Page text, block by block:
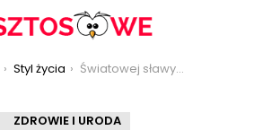
Styl życia Światowej sławy fizyk ostrzega: próby kontaktu z obcymi to fatalny pomysł. „Nie znamy ich intencji”
ZDROWIE I URODA